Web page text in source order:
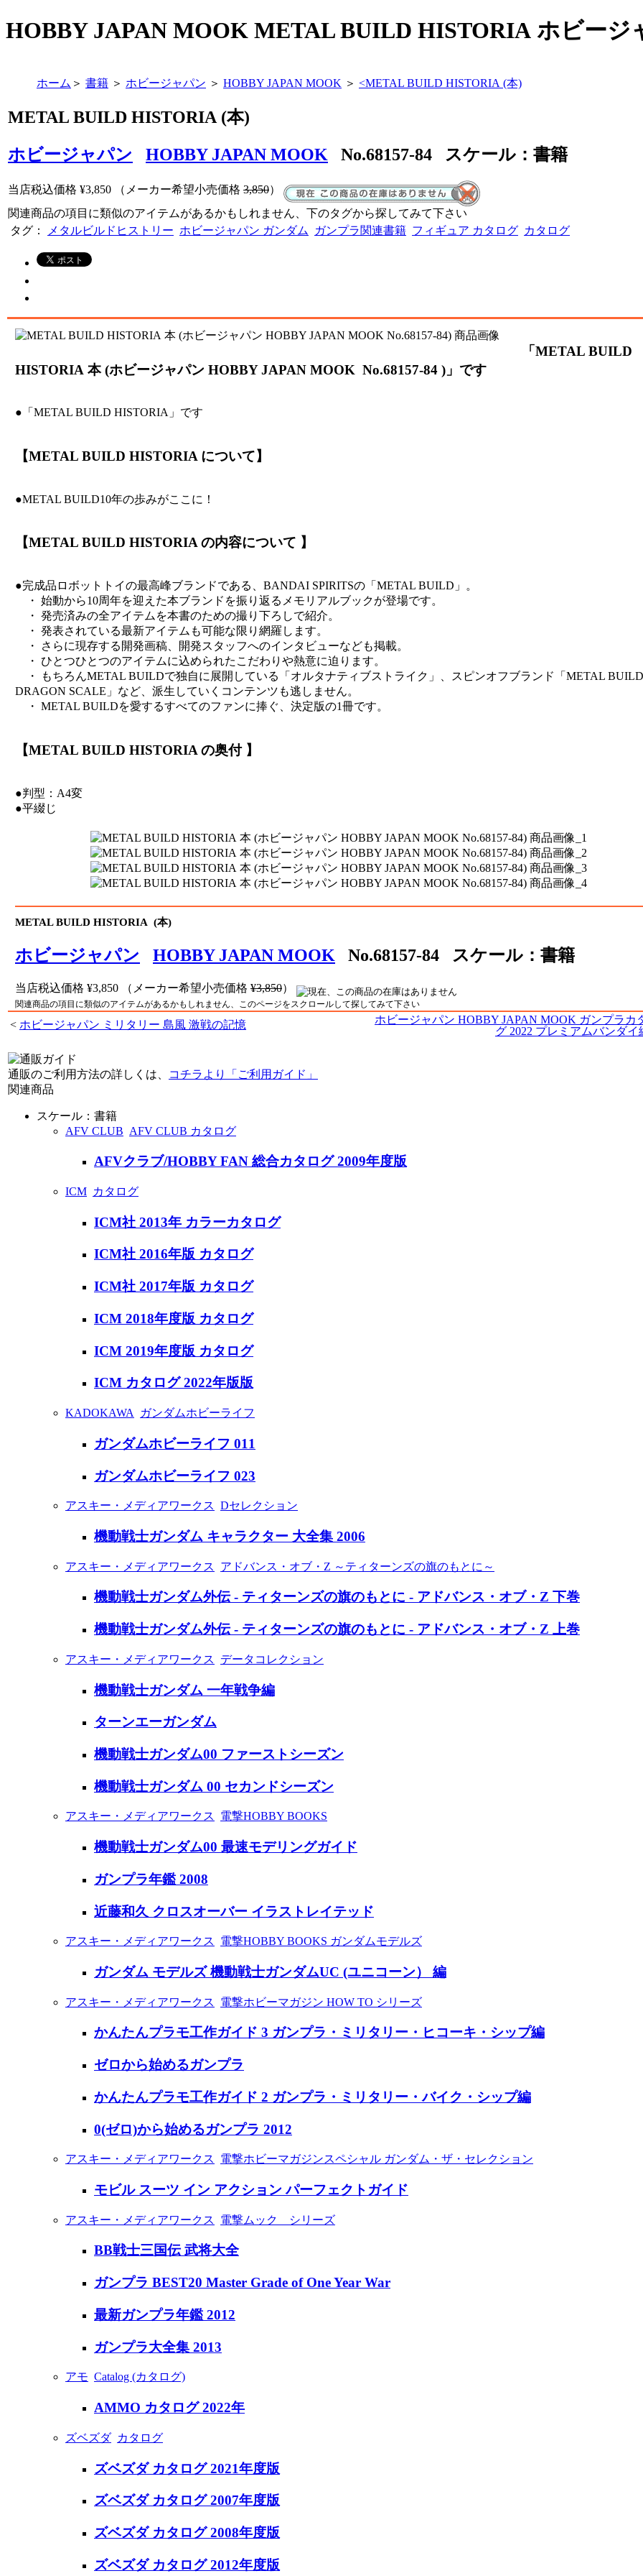
HOBBY JAPAN MOOK METAL BUILD HISTORIA ホビージ
ホーム ＞ 書籍 ＞ ホビージャパン ＞ HOBBY JAPAN MOOK ＞ <METAL BUILD HISTORIA (本)
METAL BUILD HISTORIA (本)
ホビージャパン
HOBBY JAPAN MOOK No.68157-84 スケール：書籍
当店税込価格 ¥3,850 （メーカー希望小売価格 3,850）
関連商品の項目に類似のアイテムがあるかもしれません、下のタグから探してみて下さい
タグ：
メタルビルドヒストリー ホビージャパン ガンダム ガンプラ関連書籍 フィギュア カタログ カタログ
「METAL BUILD
HISTORIA 本 (ホビージャパン HOBBY JAPAN MOOK No.68157-84 )」です
●「METAL BUILD HISTORIA」です
【METAL BUILD HISTORIA について】
●METAL BUILD10年の歩みがここに！
【METAL BUILD HISTORIA の内容について 】
●完成品ロボットトイの最高峰ブランドである、BANDAI SPIRITSの「METAL BUILD」。
・ 始動から10周年を迎えた本ブランドを振り返るメモリアルブックが登場です。
・ 発売済みの全アイテムを本書のための撮り下ろしで紹介。
・ 発表されている最新アイテムも可能な限り網羅します。
・ さらに現存する開発画稿、開発スタッフへのインタビューなども掲載。
・ ひとつひとつのアイテムに込められたこだわりや熱意に迫ります。
・ もちろんMETAL BUILDで独自に展開している「オルタナティブストライク」、スピンオフブランド「METAL BUILD
DRAGON SCALE」など、派生していくコンテンツも逃しません。
・ METAL BUILDを愛するすべてのファンに捧ぐ、決定版の1冊です。
【METAL BUILD HISTORIA の奥付 】
●判型：A4変
●平綴じ
METAL BUILD HISTORIA (本)
ホビージャパン HOBBY JAPAN MOOK No.68157-84 スケール：書籍
当店税込価格 ¥3,850 （メーカー希望小売価格 ¥3,850）
関連商品の項目に類似のアイテムがあるかもしれません、このページをスクロールして探してみて下さい
< ホビージャパン ミリタリー 島風 激戦の記憶
ホビージャパン HOBBY JAPAN MOOK ガンプラカ
グ 2022 プレミアムバンダイ
通販のご利用方法の詳しくは、
コチラより「ご利用ガイド」
関連商品
スケール：書籍
AFV CLUB AFV CLUB カタログ
AFVクラブ/HOBBY FAN 総合カタログ 2009年度版
ICM カタログ
ICM社 2013年 カラーカタログ
ICM社 2016年版 カタログ
ICM社 2017年版 カタログ
ICM 2018年度版 カタログ
ICM 2019年度版 カタログ
ICM カタログ 2022年版版
KADOKAWA ガンダムホビーライフ
ガンダムホビーライフ 011
ガンダムホビーライフ 023
アスキー・メディアワークス Dセレクション
機動戦士ガンダム キャラクター 大全集 2006
アスキー・メディアワークス アドバンス・オブ・Z ～ティターンズの旗のもとに～
機動戦士ガンダム外伝 - ティターンズの旗のもとに - アドバンス・オブ・Z 下巻
機動戦士ガンダム外伝 - ティターンズの旗のもとに - アドバンス・オブ・Z 上巻
アスキー・メディアワークス データコレクション
機動戦士ガンダム 一年戦争編
ターンエーガンダム
機動戦士ガンダム00 ファーストシーズン
機動戦士ガンダム 00 セカンドシーズン
アスキー・メディアワークス 電撃HOBBY BOOKS
機動戦士ガンダム00 最速モデリングガイド
ガンプラ年鑑 2008
近藤和久 クロスオーバー イラストレイテッド
アスキー・メディアワークス 電撃HOBBY BOOKS ガンダムモデルズ
ガンダム モデルズ 機動戦士ガンダムUC (ユニコーン） 編
アスキー・メディアワークス 電撃ホビーマガジン HOW TO シリーズ
かんたんプラモ工作ガイド 3 ガンプラ・ミリタリー・ヒコーキ・シップ編
ゼロから始めるガンプラ
かんたんプラモ工作ガイド 2 ガンプラ・ミリタリー・バイク・シップ編
0(ゼロ)から始めるガンプラ 2012
アスキー・メディアワークス 電撃ホビーマガジンスペシャル ガンダム・ザ・セレクション
モビル スーツ イン アクション パーフェクトガイド
アスキー・メディアワークス 電撃ムック シリーズ
BB戦士三国伝 武将大全
ガンプラ BEST20 Master Grade of One Year War
最新ガンプラ年鑑 2012
ガンプラ大全集 2013
アモ Catalog (カタログ)
AMMO カタログ 2022年
ズベズダ カタログ
ズベズダ カタログ 2021年度版
ズベズダ カタログ 2007年度版
ズベズダ カタログ 2008年度版
ズベズダ カタログ 2012年度版